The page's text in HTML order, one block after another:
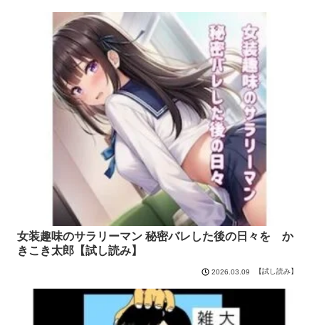
女装趣味のサラリーマン 秘密バレした後の日々を か
きこき太郎【試し読み】
2026.03.09 【試し読み】